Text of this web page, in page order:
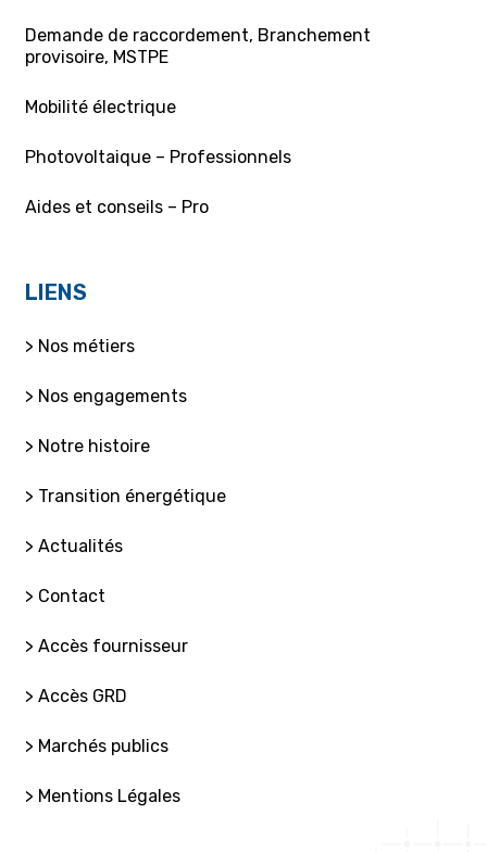
Demande de raccordement, Branchement
provisoire, MSTPE
Mobilité électrique
Photovoltaique – Professionnels
Aides et conseils – Pro
LIENS
> Nos métiers
> Nos engagements
> Notre histoire
> Transition énergétique
> Actualités
> Contact
> Accès fournisseur
> Accès GRD
> Marchés publics
> Mentions Légales